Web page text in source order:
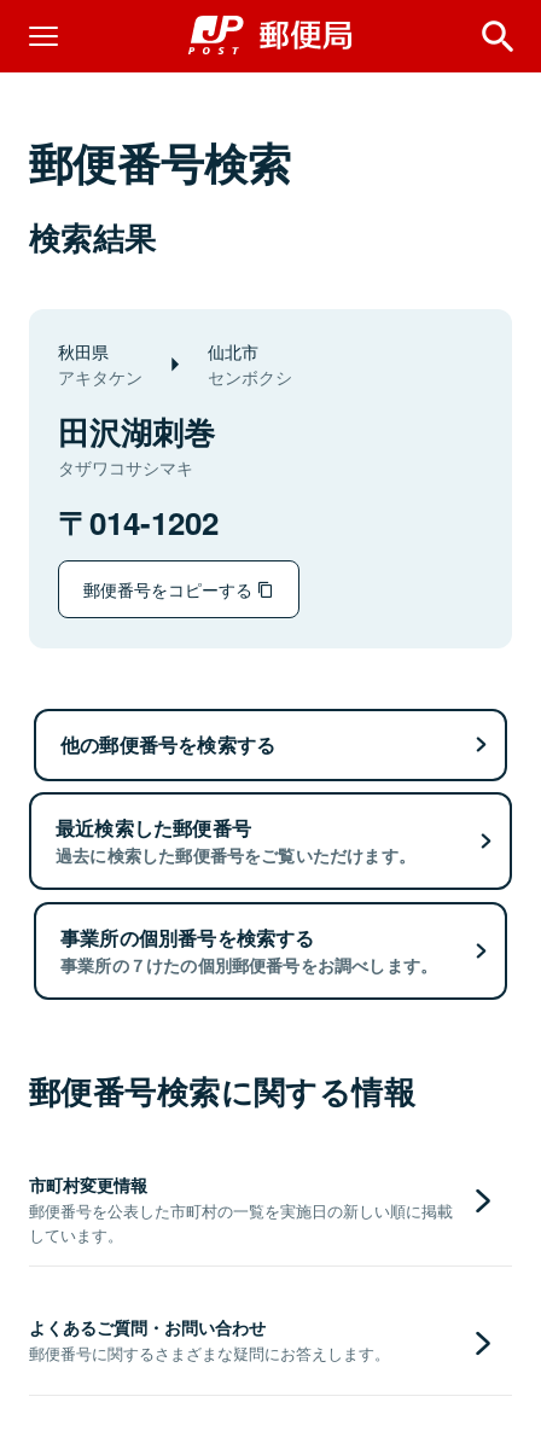
郵便番号検索
検索結果
秋田県
アキタケン
仙北市
センボクシ
田沢湖刺巻
タザワコサシマキ
014-1202
郵便番号をコピーする
他の郵便番号を検索する
最近検索した郵便番号
過去に検索した郵便番号をご覧いただけます。
事業所の個別番号を検索する
事業所の７けたの個別郵便番号をお調べします。
郵便番号検索に関する情報
市町村変更情報
郵便番号を公表した市町村の一覧を実施日の新しい順に掲載
しています。
よくあるご質問・お問い合わせ
郵便番号に関するさまざまな疑問にお答えします。